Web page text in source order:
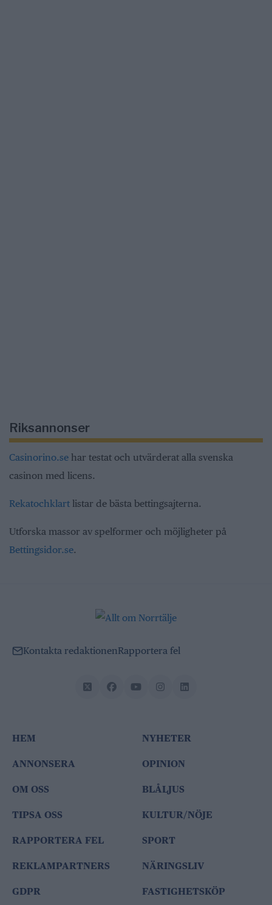
Riksannonser
Casinorino.se har testat och utvärderat alla svenska
casinon med licens.
Rekatochklart listar de bästa bettingsajterna.
Utforska massor av spelformer och möjligheter på
Bettingsidor.se.
Kontakta redaktionenRapportera fel
HEM
ANNONSERA
OM OSS
TIPSA OSS
RAPPORTERA FEL
REKLAMPARTNERS
GDPR
NYHETER
OPINION
BLÅLJUS
KULTUR/NÖJE
SPORT
NÄRINGSLIV
FASTIGHETSKÖP